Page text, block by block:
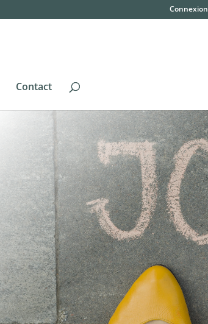
Connexion
Contact